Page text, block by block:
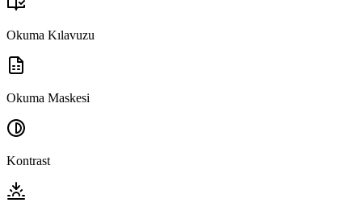
Okuma Kılavuzu
Okuma Maskesi
Kontrast